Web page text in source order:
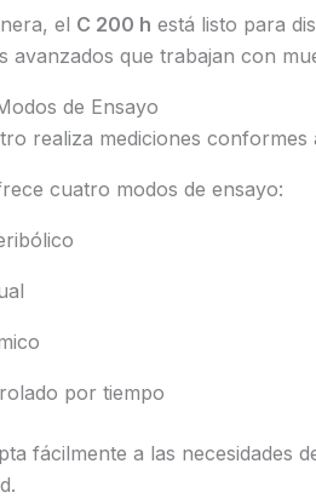
el C 200 h está listo para
avanzados que trabajan con
de Ensayo
realiza mediciones
cuatro modos de ensayo:
por tiempo
fácilmente a las necesidades